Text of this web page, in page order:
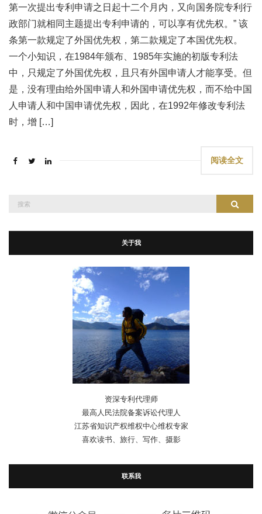
第一次提出专利申请之日起十二个月内，又向国务院专利行
政部门就相同主题提出专利申请的，可以享有优先权。” 该
条第一款规定了外国优先权，第二款规定了本国优先权。
一个小知识，在1984年颁布、1985年实施的初版专利法
中，只规定了外国优先权，且只有外国申请人才能享受。但
是，没有理由给外国申请人和外国申请优先权，而不给中国
人申请人和中国申请优先权，因此，在1992年修改专利法
时，增 […]
阅读全文
搜索
关于我
资深专利代理师
最高人民法院备案诉讼代理人
江苏省知识产权维权中心维权专家
喜欢读书、旅行、写作、摄影
联系我